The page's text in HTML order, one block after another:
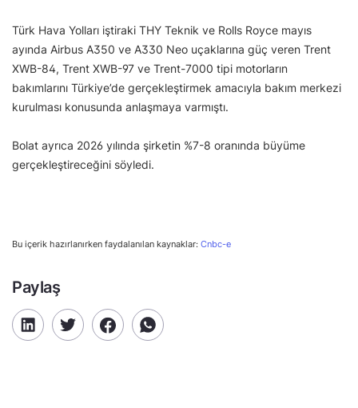
Türk Hava Yolları iştiraki THY Teknik ve Rolls Royce mayıs
ayında Airbus A350 ve A330 Neo uçaklarına güç veren Trent
XWB-84, Trent XWB-97 ve Trent-7000 tipi motorların
bakımlarını Türkiye’de gerçekleştirmek amacıyla bakım merkezi
kurulması konusunda anlaşmaya varmıştı.
Bolat ayrıca 2026 yılında şirketin %7-8 oranında büyüme
gerçekleştireceğini söyledi.
Bu içerik hazırlanırken faydalanılan kaynaklar: Cnbc-e
Paylaş